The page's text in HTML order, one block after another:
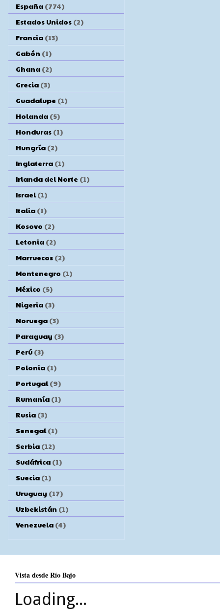
España (774)
Estados Unidos (2)
Francia (13)
Gabón (1)
Ghana (2)
Grecia (3)
Guadalupe (1)
Holanda (5)
Honduras (1)
Hungría (2)
Inglaterra (1)
Irlanda del Norte (1)
Israel (1)
Italia (1)
Kosovo (2)
Letonia (2)
Marruecos (2)
Montenegro (1)
México (5)
Nigeria (3)
Noruega (3)
Paraguay (3)
Perú (3)
Polonia (1)
Portugal (9)
Rumanía (1)
Rusia (3)
Senegal (1)
Serbia (12)
Sudáfrica (1)
Suecia (1)
Uruguay (17)
Uzbekistán (1)
Venezuela (4)
Vista desde Río Bajo
Loading...